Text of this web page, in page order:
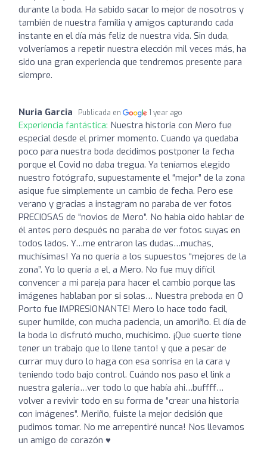
durante la boda. Ha sabido sacar lo mejor de nosotros y
también de nuestra familia y amigos capturando cada
instante en el día más feliz de nuestra vida. Sin duda,
volveríamos a repetir nuestra elección mil veces más, ha
sido una gran experiencia que tendremos presente para
siempre.
Nuria Garcia Publicada en 1 year ago
Experiencia fantástica: Nuestra historia con Mero fue
especial desde el primer momento. Cuando ya quedaba
poco para nuestra boda decidimos postponer la fecha
porque el Covid no daba tregua. Ya teníamos elegido
nuestro fotógrafo, supuestamente el “mejor” de la zona
asique fue simplemente un cambio de fecha. Pero ese
verano y gracias a instagram no paraba de ver fotos
PRECIOSAS de “novios de Mero”. No habia oido hablar de
él antes pero después no paraba de ver fotos suyas en
todos lados. Y…me entraron las dudas…muchas,
muchísimas! Ya no quería a los supuestos “mejores de la
zona”. Yo lo quería a el, a Mero. No fue muy difícil
convencer a mi pareja para hacer el cambio porque las
imágenes hablaban por si solas… Nuestra preboda en O
Porto fue IMPRESIONANTE! Mero lo hace todo facil,
super humilde, con mucha paciencia, un amoriño. El día de
la boda lo disfrutó mucho, muchísimo. ¡Que suerte tiene
tener un trabajo que lo llene tanto! y que a pesar de
currar muy duro lo haga con esa sonrisa en la cara y
teniendo todo bajo control. Cuándo nos paso el link a
nuestra galería…ver todo lo que había ahi…buffff…
volver a revivir todo en su forma de “crear una historia
con imágenes”. Meriño, fuiste la mejor decisión que
pudimos tomar. No me arrepentiré nunca! Nos llevamos
un amigo de corazón ♥️